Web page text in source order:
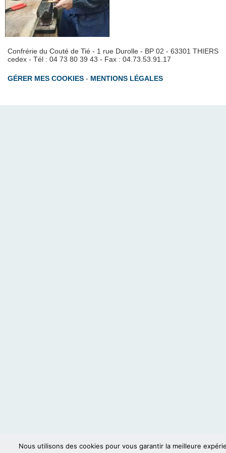
Confrérie du Couté de Tié - 1 rue Durolle - BP 02 - 63301 THIERS
cedex - Tél : 04 73 80 39 43 - Fax : 04.73.53.91.17
GÉRER MES COOKIES - MENTIONS LÉGALES
Nous utilisons des cookies pour vous garantir la meilleure